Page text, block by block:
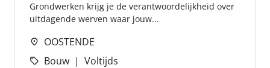
Grondwerken krijg je de verantwoordelijkheid over
uitdagende werven waar jouw...
OOSTENDE
Bouw
Voltijds